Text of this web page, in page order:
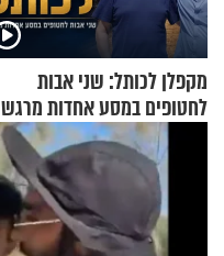
מקפלן לכותל: שני אבות
לחטופים במסע אחדות מרגש